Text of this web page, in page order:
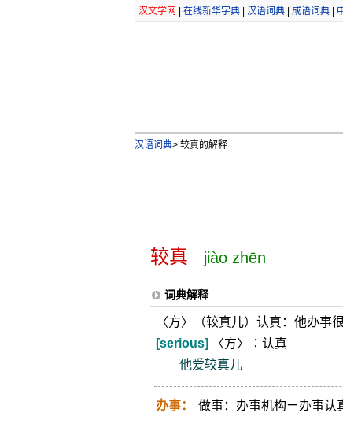
汉文学网 在线新华字典| 汉语词典| 成语词典|
汉语词典>较真的解释
较真 jiào zhēn
词典解释
〈方〉（较真儿）认真：他办事
[serious] 〈方〉∶认真
他爱较真儿
办事： 做事：办事机构ㄧ办事认